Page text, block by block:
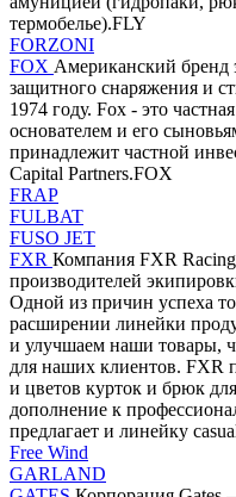
термобелье).FLY
FORZONI
FOX Американский бренд
защитного снаряжения и
1974 году. Fox - это
основателем и его
принадлежит частной
Capital Partners.FOX
FRAP
FULBAT
FUSO JET
FXR Компания FXR
производителей
Одной из причин успеха
расширении линейки
и улучшаем наши товары,
для наших клиентов. FXR
и цветов курток и брюк
дополнение к
предлагает и линейку
Free Wind
GARLAND